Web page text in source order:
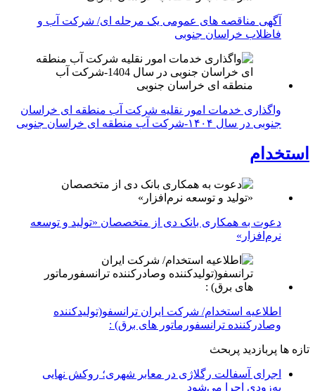
آگهی مناقصه های عمومی یک مرحله ای/ شرکت آب و
فاظلاب خراسان جنوبی
واگذاری خدمات امور نقلیه شرکت آب منطقه ای خراسان
جنوبی در سال ۱۴۰۴-شرکت آب منطقه ای خراسان جنوبی
استخدام
دعوت به همکاری بانک دی از متخصصان «تولید و توسعه
نرم‌افزار»
اطلاعیه استخدام/ شرکت ایران ترانسفو(تولیدکننده
وصادرکننده ترانسفورماتور های برق) :
تازه ها پربازدید پربحث
اجرای آسفالت رگلاژی در معابر شهری؛ روکش نهایی
به‌زودی اجرا می‌شود